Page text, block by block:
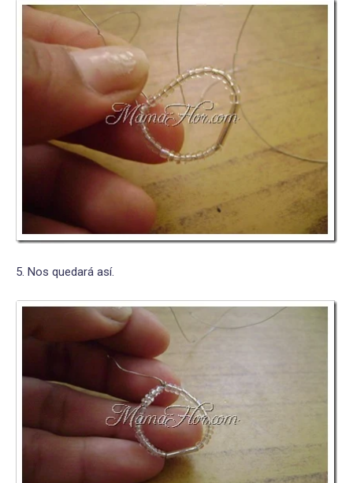
5. Nos quedará así.